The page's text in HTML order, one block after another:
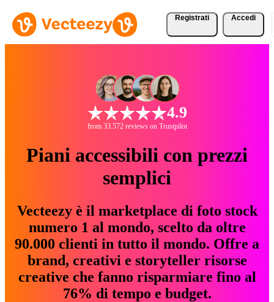
Registrati Accedi
4.9
from 33.572 reviews on Trustpilot
Piani accessibili con prezzi
semplici
Vecteezy è il marketplace di foto stock
numero 1 al mondo, scelto da oltre
90.000 clienti in tutto il mondo. Offre a
brand, creativi e storyteller risorse
creative che fanno risparmiare fino al
76% di tempo e budget.